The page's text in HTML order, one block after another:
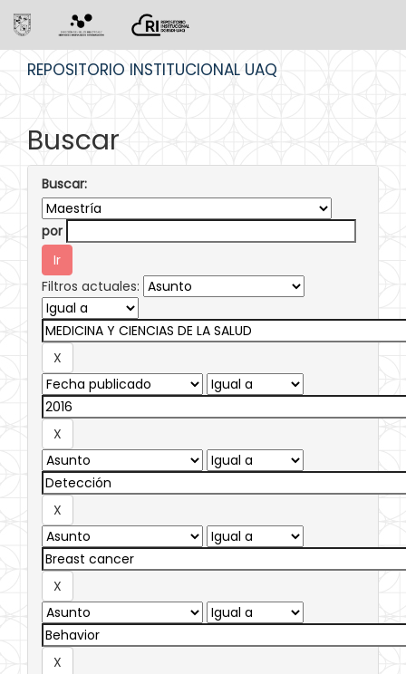
REPOSITORIO INSTITUCIONAL UAQ
Buscar
Buscar:
por
Filtros actuales: